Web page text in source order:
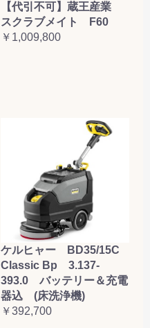
【代引不可】蔵王産業
スクラブメイト F60
￥1,009,800
ケルヒャー BD35/15C
Classic Bp 3.137-
393.0 バッテリー＆充電
器込 (床洗浄機)
￥392,700